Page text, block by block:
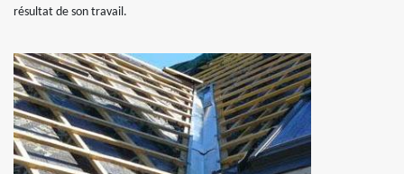
résultat de son travail.